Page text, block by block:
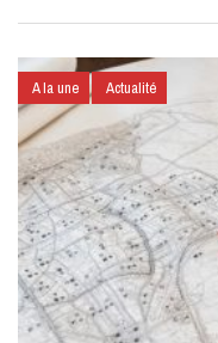
A la une Actualité